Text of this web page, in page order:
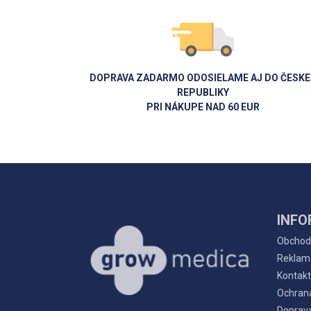
DOPRAVA ZADARMO ODOSIELAME AJ DO
REPUBLIKY
PRI NÁKUPE NAD 60 EUR
Kontakt